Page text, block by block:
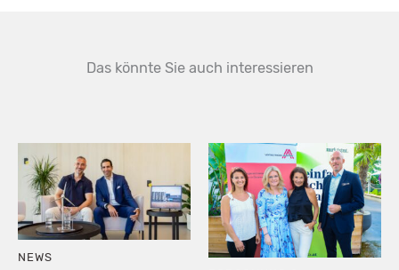
Das könnte Sie auch interessieren
NEWS